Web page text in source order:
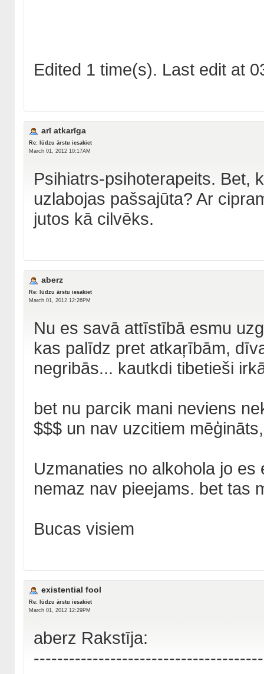
Edited 1 time(s). Last edit at
arī atkarīga
Re: lūdzu ārstu iesakiet
March 01, 2012 10:17AM
Psihiatrs-psihoterapeits. Bet,
uzlabojas pašsajūta? Ar
jutos kā cilvēks.
aberz
Re: lūdzu ārstu iesakiet
March 01, 2012 12:26PM
Nu es savā attīstībā esmu
kas palīdz pret atkaŗībām,
negribās... kautkdi tibetieši
bet nu parcik mani neviens
$$$ un nav uzcitiem
Uzmanaties no alkohola jo
nemaz nav pieejams. bet tas
Bucas visiem
existential fool
Re: lūdzu ārstu iesakiet
March 01, 2012 12:29PM
aberz Rakstīja: